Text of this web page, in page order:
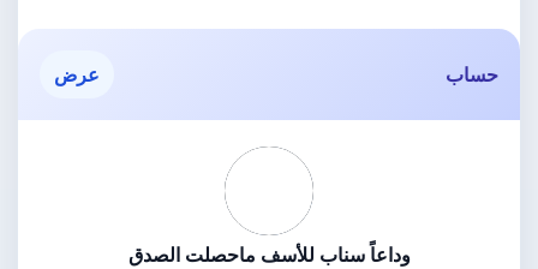
حساب عرض
وداعاً سناب للأسف ماحصلت الصدق